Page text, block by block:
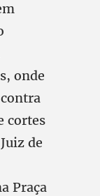
onde
cortes
de
Praça